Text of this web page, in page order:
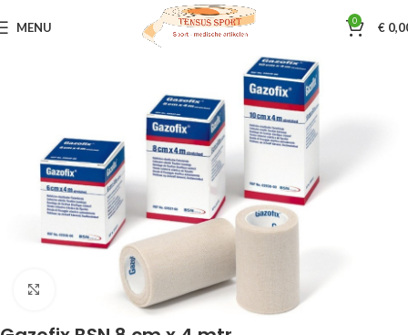
MENU 0 €
Home Sporttape & Bandages Bandages zelfhechtend
Klik om te vergroten